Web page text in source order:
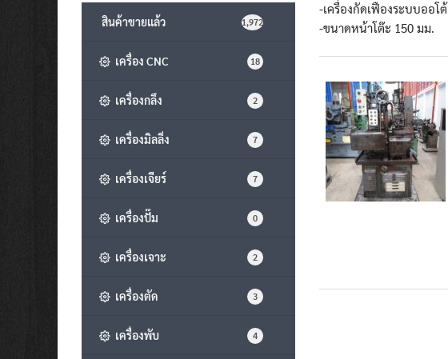
-เครื่องกัดเฟืองระบบออโต้
-ขนาดหน้าโต๊ะ 150 มม.
สินค้าขายแล้ว 1,972
เครื่อง CNC 18
เครื่องกลึง 2
เครื่องมิลลิ่ง 7
เครื่องเจียร์ 7
เครื่องปั๊ม 0
เครื่องเจาะ 2
เครื่องตัด 3
เครื่องพับ 4